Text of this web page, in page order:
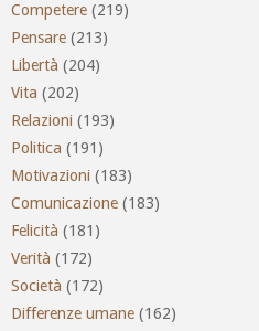
Competere (219)
Pensare (213)
Libertà (204)
Vita (202)
Relazioni (193)
Politica (191)
Motivazioni (183)
Comunicazione (183)
Felicità (181)
Verità (172)
Società (172)
Differenze umane (162)